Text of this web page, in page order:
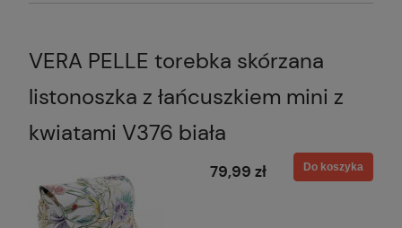
VERA PELLE torebka skórzana
listonoszka z łańcuszkiem mini z
kwiatami V376 biała
79,99 zł Do koszyka